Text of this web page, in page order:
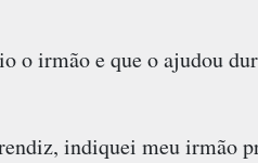
o irmão e que o ajudou
indiquei meu irmão